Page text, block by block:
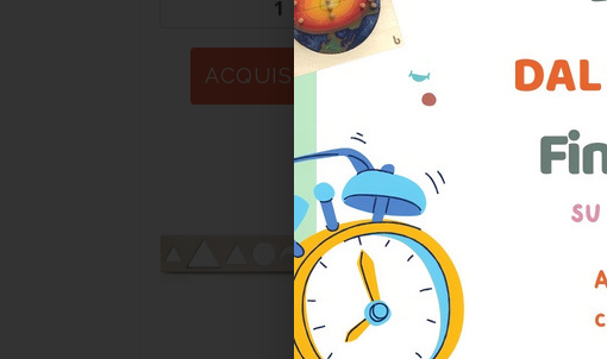
Dopo la
digitali di
Anche
divulgazione
esponenziali
Grazie a